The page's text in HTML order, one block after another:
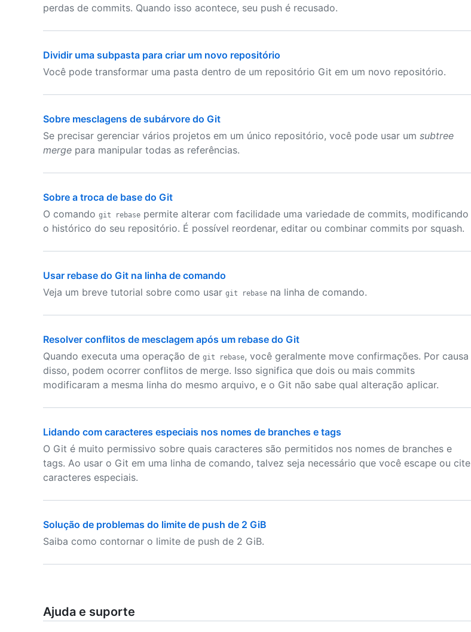
perdas de commits. Quando isso acontece, seu push é recusado.
Dividir uma subpasta para criar um novo repositório
Você pode transformar uma pasta dentro de um repositório Git em um novo repositório.
Sobre mesclagens de subárvore do Git
Se precisar gerenciar vários projetos em um único repositório, você pode usar um subtree
merge para manipular todas as referências.
Sobre a troca de base do Git
O comando git rebase permite alterar com facilidade uma variedade de commits, modificando
o histórico do seu repositório. É possível reordenar, editar ou combinar commits por squash.
Usar rebase do Git na linha de comando
Veja um breve tutorial sobre como usar git rebase na linha de comando.
Resolver conflitos de mesclagem após um rebase do Git
Quando executa uma operação de git rebase, você geralmente move confirmações. Por causa
disso, podem ocorrer conflitos de merge. Isso significa que dois ou mais commits
modificaram a mesma linha do mesmo arquivo, e o Git não sabe qual alteração aplicar.
Lidando com caracteres especiais nos nomes de branches e tags
O Git é muito permissivo sobre quais caracteres são permitidos nos nomes de branches e
tags. Ao usar o Git em uma linha de comando, talvez seja necessário que você escape ou cite
caracteres especiais.
Solução de problemas do limite de push de 2 GiB
Saiba como contornar o limite de push de 2 GiB.
Ajuda e suporte